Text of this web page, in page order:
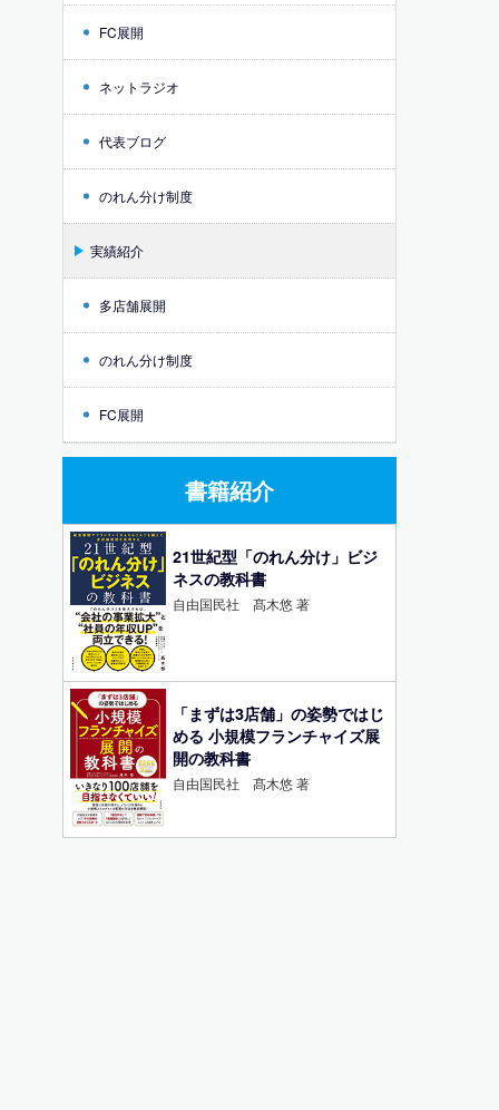
FC展開
ネットラジオ
代表ブログ
のれん分け制度
実績紹介
多店舗展開
のれん分け制度
FC展開
書籍紹介
21世紀型「のれん分け」ビジ
ネスの教科書
自由国民社 髙木悠 著
「まずは3店舗」の姿勢ではじ
める 小規模フランチャイズ展
開の教科書
自由国民社 髙木悠 著